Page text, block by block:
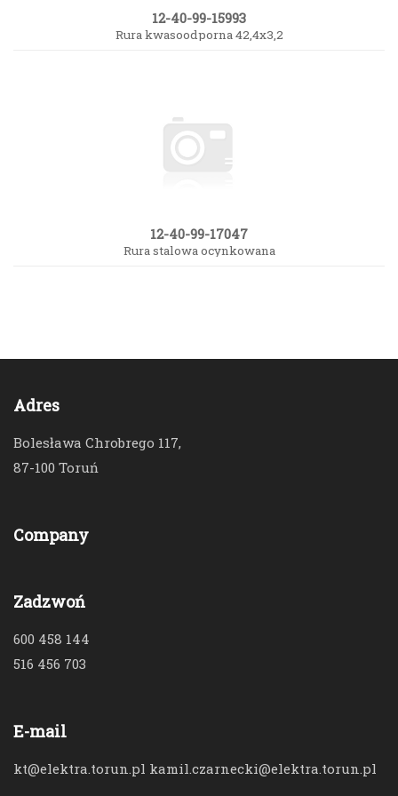
12-40-99-15993
Rura kwasoodporna 42,4x3,2
12-40-99-17047
Rura stalowa ocynkowana
Adres
Bolesława Chrobrego 117,
87-100 Toruń
Company
Zadzwoń
600 458 144
516 456 703
E-mail
kt@elektra.torun.pl kamil.czarnecki@elektra.torun.pl